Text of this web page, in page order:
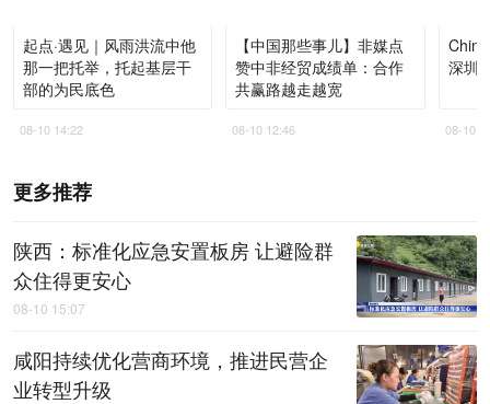
起点·遇见｜风雨洪流中他
那一把托举，托起基层干
部的为民底色
08-10 14:22
【中国那些事儿】非媒点
赞中非经贸成绩单：合作
共赢路越走越宽
08-10 12:46
深圳
08-10
更多推荐
陕西：标准化应急安置板房 让避险群
众住得更安心
08-10 15:07
咸阳持续优化营商环境，推进民营企
业转型升级